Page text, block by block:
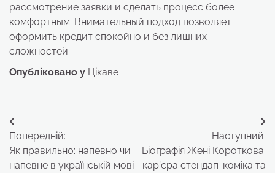
рассмотрение заявки и сделать процесс более
комфортным. Внимательный подход позволяет
оформить кредит спокойно и без лишних
сложностей.
Опубліковано у Цікаве
Навігація
записів
Попередній:
Як правильно: напевно чи
напевне в українській мові
Наступний:
Біографія Жені Короткова:
кар’єра стендап-коміка та